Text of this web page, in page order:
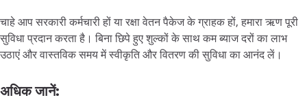
चाहे आप सरकारी कर्मचारी हों या रक्षा वेतन पैकेज के ग्राहक हों, हमारा ऋण पूरी
सुविधा प्रदान करता है। बिना छिपे हुए शुल्कों के साथ कम ब्याज दरों का लाभ
उठाएं और वास्तविक समय में स्वीकृति और वितरण की सुविधा का आनंद लें।
अधिकजानें: